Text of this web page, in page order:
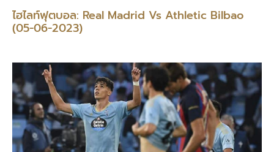
ไฮไลท์ฟุตบอล: Real Madrid Vs Athletic Bilbao
(05-06-2023)